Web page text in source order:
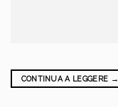
CONTINUA A LEGGERE →